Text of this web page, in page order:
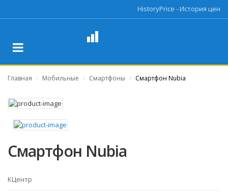
HistoryPrice - История цен
Главная / Мобильные / Смартфоны / Смартфон Nubia
Смартфон Nubia
КЦентр